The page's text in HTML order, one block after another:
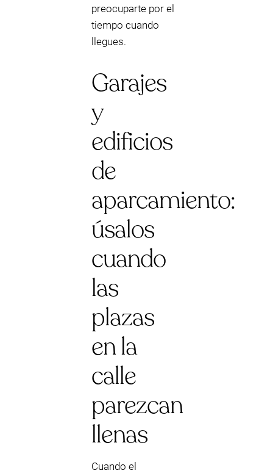
preocuparte por el
tiempo cuando
llegues.
Garajes
y
edificios
de
aparcamiento:
úsalos
cuando
las
plazas
en la
calle
parezcan
llenas
Cuando el